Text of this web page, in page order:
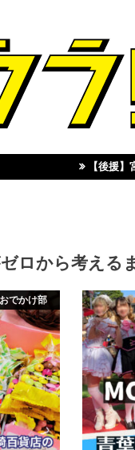
【後援
ロから考える
おでかけ部